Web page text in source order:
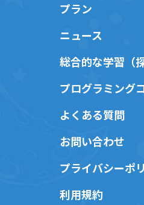
プラン
ニュース
総合的な学習（
プログラミング
よくある質問
お問い合わせ
プライバシーポ
利用規約